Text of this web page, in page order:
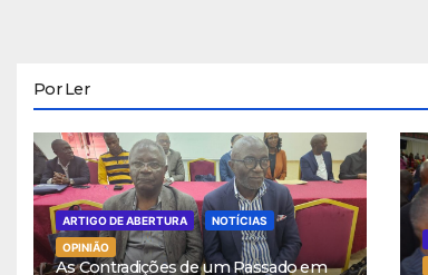
Por Ler
ARTIGO DE ABERTURA
NOTÍCIAS
OPINIÃO
As Contradições de um Passado em